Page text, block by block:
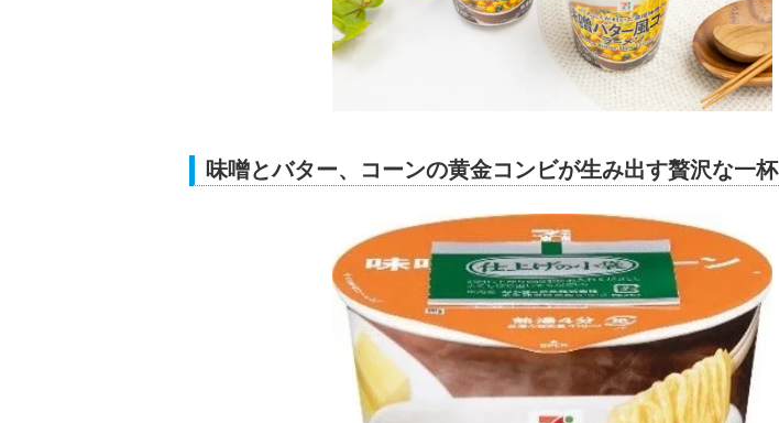
味噌とバター、コーンの黄金コンビが生み出す贅沢な一杯